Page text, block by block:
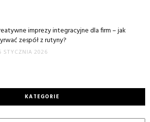
imprezy integracyjne dla firm – jak
zespół z rutyny?
STYCZNIA 2026
KATEGORIE